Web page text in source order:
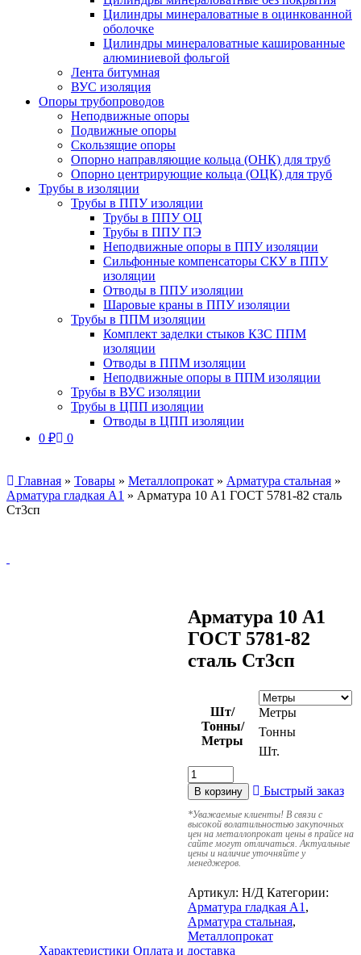
Цилиндры минераловатные в оцинкованной
оболочке
Цилиндры минераловатные кашированные
алюминиевой фольгой
Лента битумная
ВУС изоляция
Опоры трубопроводов
Неподвижные опоры
Подвижные опоры
Скользящие опоры
Опорно направляющие кольца (ОНК) для труб
Опорно центрирующие кольца (ОЦК) для труб
Трубы в изоляции
Трубы в ППУ изоляции
Трубы в ППУ ОЦ
Трубы в ППУ ПЭ
Неподвижные опоры в ППУ изоляции
Сильфонные компенсаторы СКУ в ППУ
изоляции
Отводы в ППУ изоляции
Шаровые краны в ППУ изоляции
Трубы в ППМ изоляции
Комплект заделки стыков КЗС ППМ
изоляции
Отводы в ППМ изоляции
Неподвижные опоры в ППМ изоляции
Трубы в ВУС изоляции
Трубы в ЦПП изоляции
Отводы в ЦПП изоляции
0 ₽ 0
Главная » Товары » Металлопрокат » Арматура стальная »
Арматура гладкая А1 » Арматура 10 А1 ГОСТ 5781-82 сталь
Ст3сп
Арматура 10 А1
ГОСТ 5781-82
сталь Ст3сп
Шт/
Тонны/
Метры
Метры
Тонны
Шт.
В корзину Быстрый заказ
*Уважаемые клиенты! В связи с
высокой волатильностью закупочных
цен на металлопрокат цены в прайсе на
сайте могут отличаться. Актуальные
цены и наличие уточняйте у
менеджеров.
Артикул: Н/Д Категории:
Арматура гладкая А1 ,
Арматура стальная,
Металлопрокат
Характеристики Оплата и доставка